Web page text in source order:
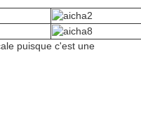
puisque c'est une